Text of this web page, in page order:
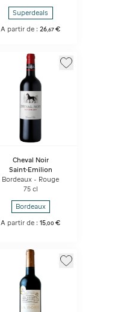
Superdeals
A partir de :26 ,67 €
Cheval Noir
Saint-Emilion
Bordeaux - Rouge
75 cl
Bordeaux
A partir de :15 ,00 €